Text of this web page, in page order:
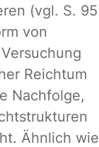
(vgl. S. 95
von
Reichtum
Nachfolge,
Ähnlich wie